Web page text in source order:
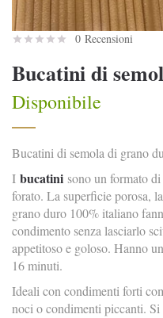
0 Recensioni
Bucatini di
Disponibile
Bucatini di semola di grano
I bucatini sono un formato
forato. La superficie porosa,
grano duro 100% italiano
condimento senza lasciarlo
appetitoso e goloso. Hanno
16 minuti.
Ideali con condimenti forti
noci o condimenti piccanti.